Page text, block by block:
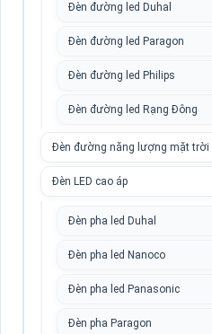
Đèn đường led Duhal
Đèn đường led Paragon
Đèn đường led Philips
Đèn đường led Rạng Đông
Đèn đường năng lượng mặt trời
Đèn LED cao áp
Đèn pha led Duhal
Đèn pha led Nanoco
Đèn pha led Panasonic
Đèn pha Paragon